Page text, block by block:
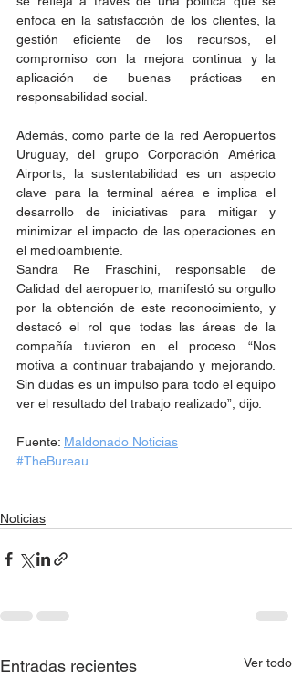
enfoca en la satisfacción de los clientes, la
gestión eficiente de los recursos, el
compromiso con la mejora continua y la
aplicación de buenas prácticas en
responsabilidad social.
Además, como parte de la red Aeropuertos
Uruguay, del grupo Corporación América
Airports, la sustentabilidad es un aspecto
clave para la terminal aérea e implica el
desarrollo de iniciativas para mitigar y
minimizar el impacto de las operaciones en
el medioambiente.
Sandra Re Fraschini, responsable de
Calidad del aeropuerto, manifestó su orgullo
por la obtención de este reconocimiento, y
destacó el rol que todas las áreas de la
compañía tuvieron en el proceso. “Nos
motiva a continuar trabajando y mejorando.
Sin dudas es un impulso para todo el equipo
ver el resultado del trabajo realizado”, dijo.
Fuente: Maldonado Noticias
#TheBureau
Noticias
Entradas recientes Ver todo